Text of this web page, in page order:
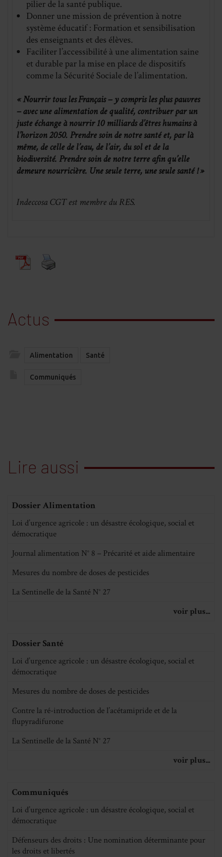
pilier de la santé publique.
Donner une mission de prévention à notre
système éducatif : Formation et sensibilisation
des enseignants et des élèves.
Faciliter l’accessibilité à une alimentation saine
et durable par la mise en place de dispositifs
comme la Sécurité Sociale de l’alimentation.
« Nourrir tous les Français – y compris les plus pauvres
– avec une alimentation de qualité, contribuer par un
juste échange à nourrir 10 milliards d’êtres humains à
l’horizon 2050. Prendre soin de notre santé et, par là
même, de celle de l’eau, de l’air, du sol et de la
biodiversité. Prendre soin de notre terre afin qu’elle
demeure nourricière. Une seule terre, une seule santé ! »
Indeccosa CGT est membre du RES.
Actus
Alimentation Santé
Communiqués
Lire aussi
Dossier Alimentation
Loi d’urgence agricole : un désastre écologique, social et
démocratique
Journal alimentation N° 8 – Précarité et aide alimentaire
Mesures du nombre de doses de pesticides
La Sentinelle de la Santé N° 27
voir plus...
Dossier Santé
Loi d’urgence agricole : un désastre écologique, social et
démocratique
Mesures du nombre de doses de pesticides
Contre la ré-introduction de l’acétamipride et de la
flupyradifurone
La Sentinelle de la Santé N° 27
voir plus...
Communiqués
Loi d’urgence agricole : un désastre écologique, social et
démocratique
Défenseurs des droits : Une nomination déterminante pour
les droits et libertés